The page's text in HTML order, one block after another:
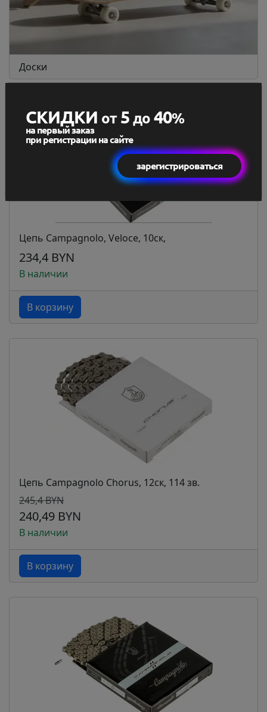
Доски
Цепь Campagnolo, Veloce, 10ск,
234,4 BYN
В наличии
В корзину
Цепь Campagnolo Chorus, 12ск, 114 зв.
245,4 BYN
240,49 BYN
В наличии
В корзину
СКИДКИ от5до40%
на первый заказ
при регистрации на сайте
зарегистрироваться